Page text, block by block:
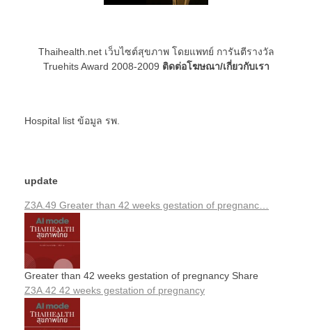
Thaihealth.net เว็บไซต์สุขภาพ โดยแพทย์ การันตีรางวัล
Truehits Award 2008-2009 ติดต่อโฆษณา/เกี่ยวกับเรา
Hospital list ข้อมูล รพ.
update
Z3A.49 Greater than 42 weeks gestation of pregnanc…
Greater than 42 weeks gestation of pregnancy Share
Z3A.42 42 weeks gestation of pregnancy